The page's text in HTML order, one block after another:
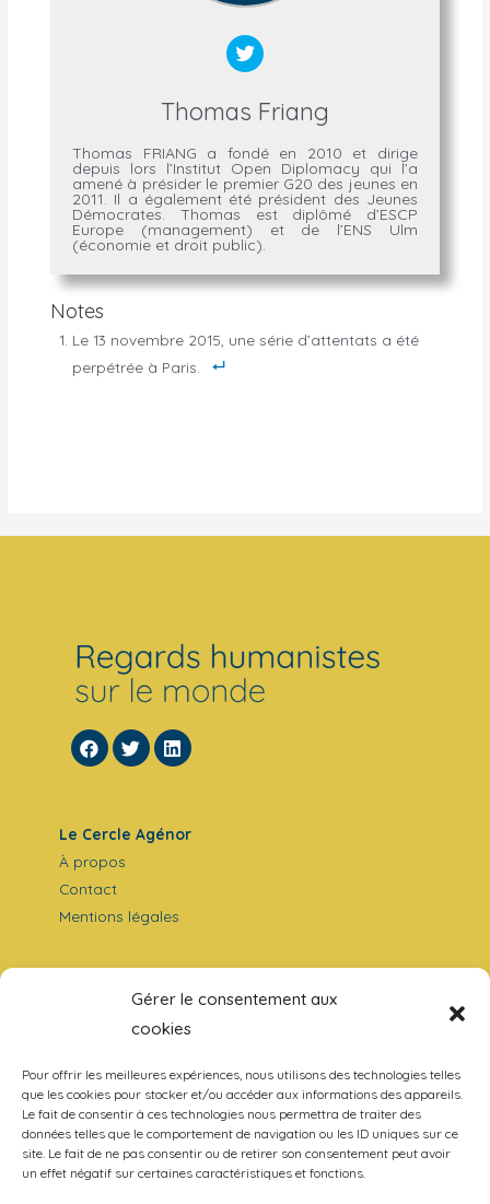
Gérer le consentement aux
cookies
Pour offrir les meilleures expériences, nous utilisons des technologies telles
que les cookies pour stocker et/ou accéder aux informations des appareils.
Le fait de consentir à ces technologies nous permettra de traiter des
données telles que le comportement de navigation ou les ID uniques sur ce
site. Le fait de ne pas consentir ou de retirer son consentement peut avoir
un effet négatif sur certaines caractéristiques et fonctions.
Thomas Friang
Thomas FRIANG a fondé en 2010 et dirige
depuis lors l’Institut Open Diplomacy qui l’a
amené à présider le premier G20 des jeunes en
2011. Il a également été président des Jeunes
Démocrates. Thomas est diplômé d’ESCP
Europe (management) et de l’ENS Ulm
(économie et droit public).
Notes
Le 13 novembre 2015, une série d’attentats a été
perpétrée à Paris.
Le Cercle Agénor
À propos
Contact
Mentions légales
Nos travaux
La Revue
Ecologie